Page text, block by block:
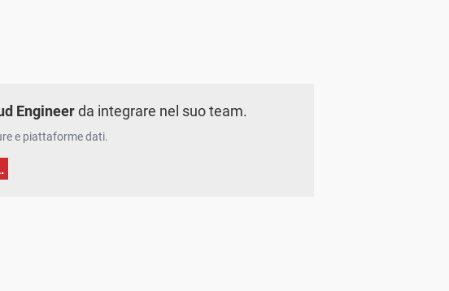
Engineerda integrare nel suo team.
e piattaforme dati.